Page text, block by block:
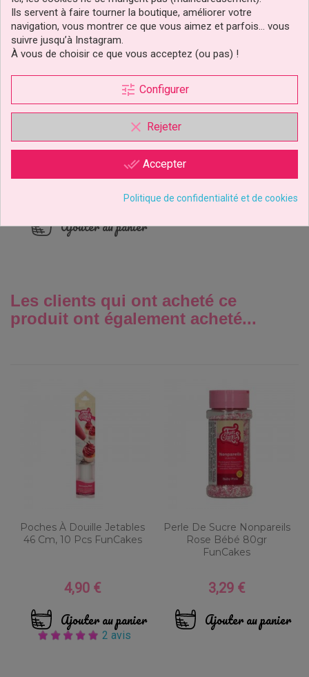
Emporte-Pièce Poussoir
Ajouter au panier
Les clients qui ont acheté ce
produit ont également acheté...
Poches À Douille Jetables
46 Cm, 10 Pcs FunCakes
Prix
4,90 €
Ajouter au panier
2 avis
Perle De Sucre Nonpareils
Rose Bébé 80gr
FunCakes
Prix
3,29 €
Ajouter au panier
Ils servent à faire tourner la boutique, améliorer votre
navigation, vous montrer ce que vous aimez et parfois… vous
suivre jusqu’à Instagram.
À vous de choisir ce que vous acceptez (ou pas) !
tune Configurer
clear Rejeter
done_all Accepter
Politique de confidentialité et de cookies